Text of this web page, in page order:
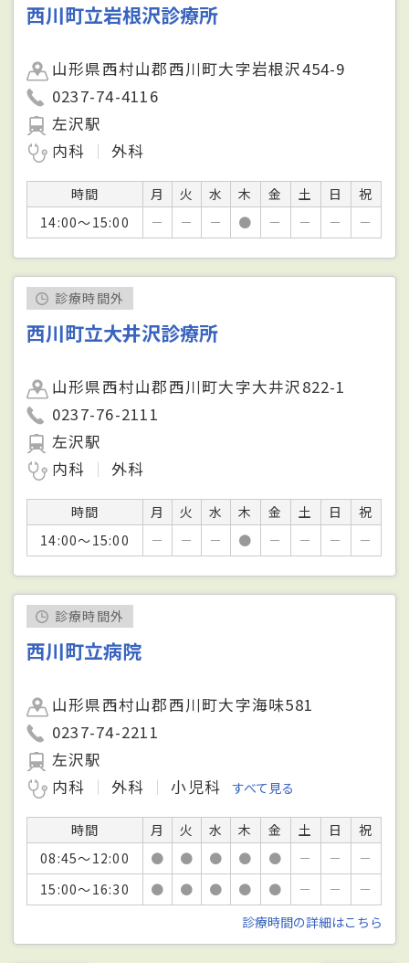
西川町立岩根沢診療所
山形県西村山郡西川町大字岩根沢454-9
0237-74-4116
左沢駅
内科
外科
時間 月 火 水 木 金 土 日
祝
14:00～15:00
－ － － ● － － － －
診療時間外
西川町立大井沢診療所
山形県西村山郡西川町大字大井沢822-1
0237-76-2111
左沢駅
内科
外科
時間 月 火 水 木 金 土 日
祝
14:00～15:00
－ － － ● － － － －
診療時間外
西川町立病院
山形県西村山郡西川町大字海味581
0237-74-2211
左沢駅
内科
外科 小児科 すべて見る
時間 月 火 水 木 金 土 日
祝
08:45～12:00
● ● ● ● ● － －
－
15:00～16:30
● ● ● ● ● － －
－
診療時間の詳細はこちら